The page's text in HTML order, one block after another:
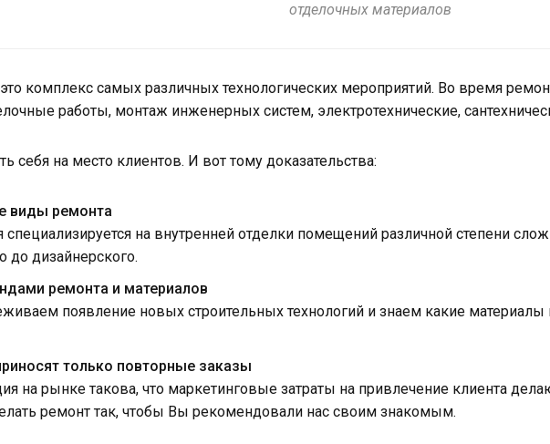
отделочных материалов
комплекс самых различных технологических мероприятий. Во время
работы, монтаж инженерных систем, электротехнические,
себя на место клиентов. И вот тому доказательства:
виды ремонта
на внутренней отделки помещений различной степени
до дизайнерского.
ремонта и материалов
появление новых строительных технологий и знаем какие материалы
только повторные заказы
на рынке такова, что маркетинговые затраты на привлечение клиента
ремонт так, чтобы Вы рекомендовали нас своим знакомым.